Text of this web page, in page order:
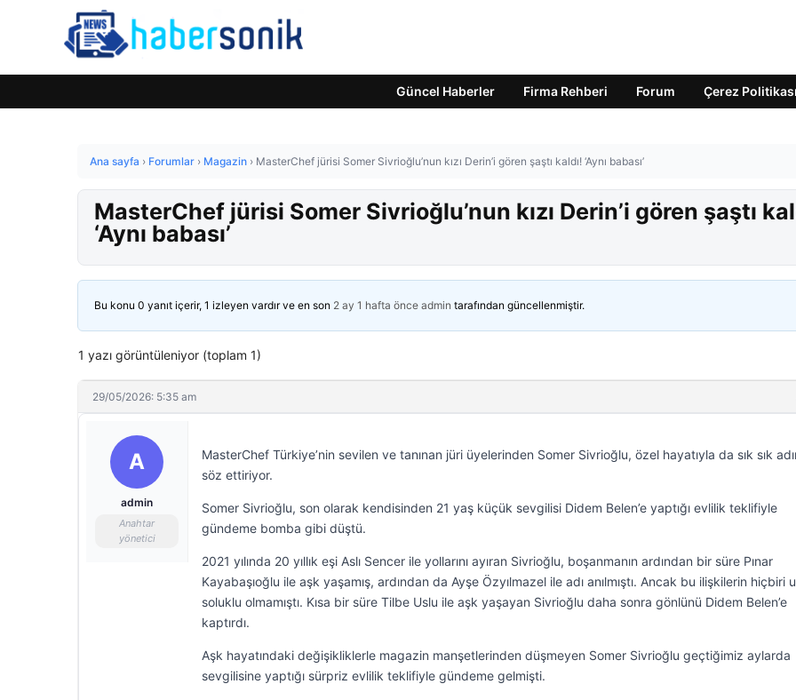
Güncel Haberler Firma Rehberi Forum Çerez Politikası
Ana sayfa › Forumlar › Magazin › MasterChef jürisi Somer Sivrioğlu’nun kızı Derin’i gören şaştı kaldı! ‘Aynı babası’
MasterChef jürisi Somer Sivrioğlu’nun kızı Derin’i gören şaştı
‘Aynı babası’
Bu konu 0 yanıt içerir, 1 izleyen vardır ve en son 2 ay 1 hafta önce admin tarafından güncellenmiştir.
1 yazı görüntüleniyor (toplam 1)
29/05/2026: 5:35 am
A
admin
Anahtar
yönetici
MasterChef Türkiye’nin sevilen ve tanınan jüri üyelerinden Somer Sivrioğlu, özel hayatıyla da sık sık
söz ettiriyor.
Somer Sivrioğlu, son olarak kendisinden 21 yaş küçük sevgilisi Didem Belen’e yaptığı evlilik teklifiyle
gündeme bomba gibi düştü.
2021 yılında 20 yıllık eşi Aslı Sencer ile yollarını ayıran Sivrioğlu, boşanmanın ardından bir süre Pınar
Kayabaşıoğlu ile aşk yaşamış, ardından da Ayşe Özyılmazel ile adı anılmıştı. Ancak bu ilişkilerin hiçbiri
soluklu olmamıştı. Kısa bir süre Tilbe Uslu ile aşk yaşayan Sivrioğlu daha sonra gönlünü Didem Belen’e
kaptırdı.
Aşk hayatındaki değişikliklerle magazin manşetlerinden düşmeyen Somer Sivrioğlu geçtiğimiz aylarda
sevgilisine yaptığı sürpriz evlilik teklifiyle gündeme gelmişti.